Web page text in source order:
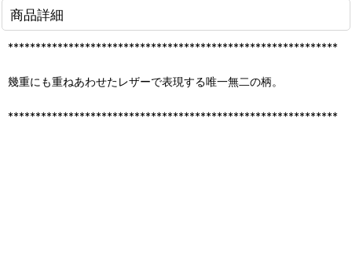
商品詳細
************************************************************
幾重にも重ねあわせたレザーで表現する唯一無二の柄。
************************************************************